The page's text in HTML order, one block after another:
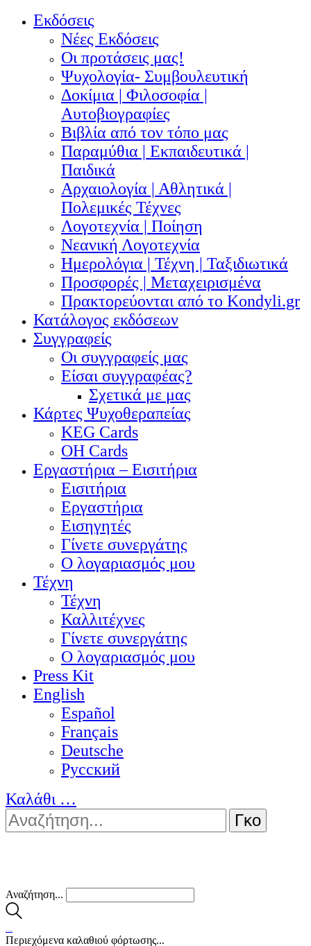
Εκδόσεις
Νέες Εκδόσεις
Οι προτάσεις μας!
Ψυχολογία- Συμβουλευτική
Δοκίμια | Φιλοσοφία |
Αυτοβιογραφίες
Βιβλία από τον τόπο μας
Παραμύθια | Εκπαιδευτικά |
Παιδικά
Αρχαιολογία | Αθλητικά |
Πολεμικές Τέχνες
Λογοτεχνία | Ποίηση
Νεανική Λογοτεχνία
Ημερολόγια | Τέχνη | Ταξιδιωτικά
Προσφορές | Μεταχειρισμένα
Πρακτορεύονται από το Kondyli.gr
Κατάλογος εκδόσεων
Συγγραφείς
Οι συγγραφείς μας
Είσαι συγγραφέας?
Σχετικά με μας
Κάρτες Ψυχοθεραπείας
KEG Cards
OH Cards
Εργαστήρια – Εισιτήρια
Εισιτήρια
Εργαστήρια
Εισηγητές
Γίνετε συνεργάτης
Ο λογαριασμός μου
Τέχνη
Τέχνη
Καλλιτέχνες
Γίνετε συνεργάτης
Ο λογαριασμός μου
Press Kit
English
Español
Français
Deutsche
Pусский
Καλάθι …
Αναζήτηση...
Περιεχόμενα καλαθιού φόρτωσης...